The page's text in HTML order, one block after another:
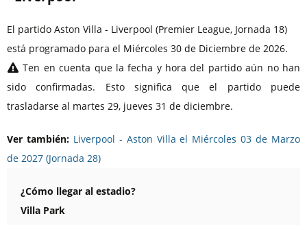
El partido Aston Villa - Liverpool (Premier League, Jornada 18)
está programado para el Miércoles 30 de Diciembre de 2026.
Ten en cuenta que la fecha y hora del partido aún no han
sido confirmadas. Esto significa que el partido puede
trasladarse al martes 29, jueves 31 de diciembre.
Ver también: Liverpool - Aston Villa el Miércoles 03 de Marzo
de 2027 (Jornada 28)
¿Cómo llegar al estadio?
Villa Park